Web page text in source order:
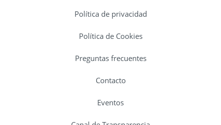
Política de privacidad
Política de Cookies
Preguntas frecuentes
Contacto
Eventos